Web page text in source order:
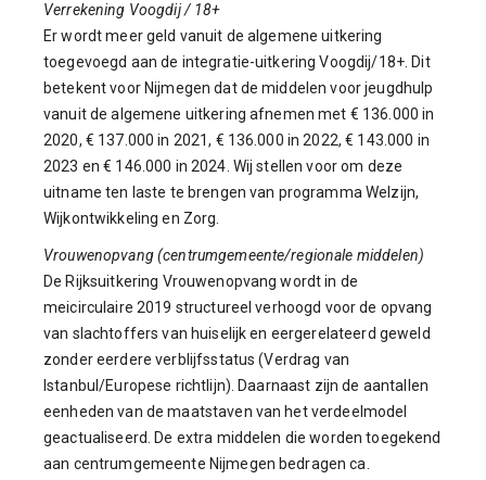
Verrekening Voogdij / 18+
Er wordt meer geld vanuit de algemene uitkering
toegevoegd aan de integratie-uitkering Voogdij/18+. Dit
betekent voor Nijmegen dat de middelen voor jeugdhulp
vanuit de algemene uitkering afnemen met € 136.000 in
2020, € 137.000 in 2021, € 136.000 in 2022, € 143.000 in
2023 en € 146.000 in 2024. Wij stellen voor om deze
uitname ten laste te brengen van programma Welzijn,
Wijkontwikkeling en Zorg.
Vrouwenopvang (centrumgemeente/regionale middelen)
De Rijksuitkering Vrouwenopvang wordt in de
meicirculaire 2019 structureel verhoogd voor de opvang
van slachtoffers van huiselijk en eergerelateerd geweld
zonder eerdere verblijfsstatus (Verdrag van
Istanbul/Europese richtlijn). Daarnaast zijn de aantallen
eenheden van de maatstaven van het verdeelmodel
geactualiseerd. De extra middelen die worden toegekend
aan centrumgemeente Nijmegen bedragen ca.